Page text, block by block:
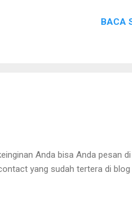
BACA
Anda bisa Anda pesan di
yang sudah tertera di blog